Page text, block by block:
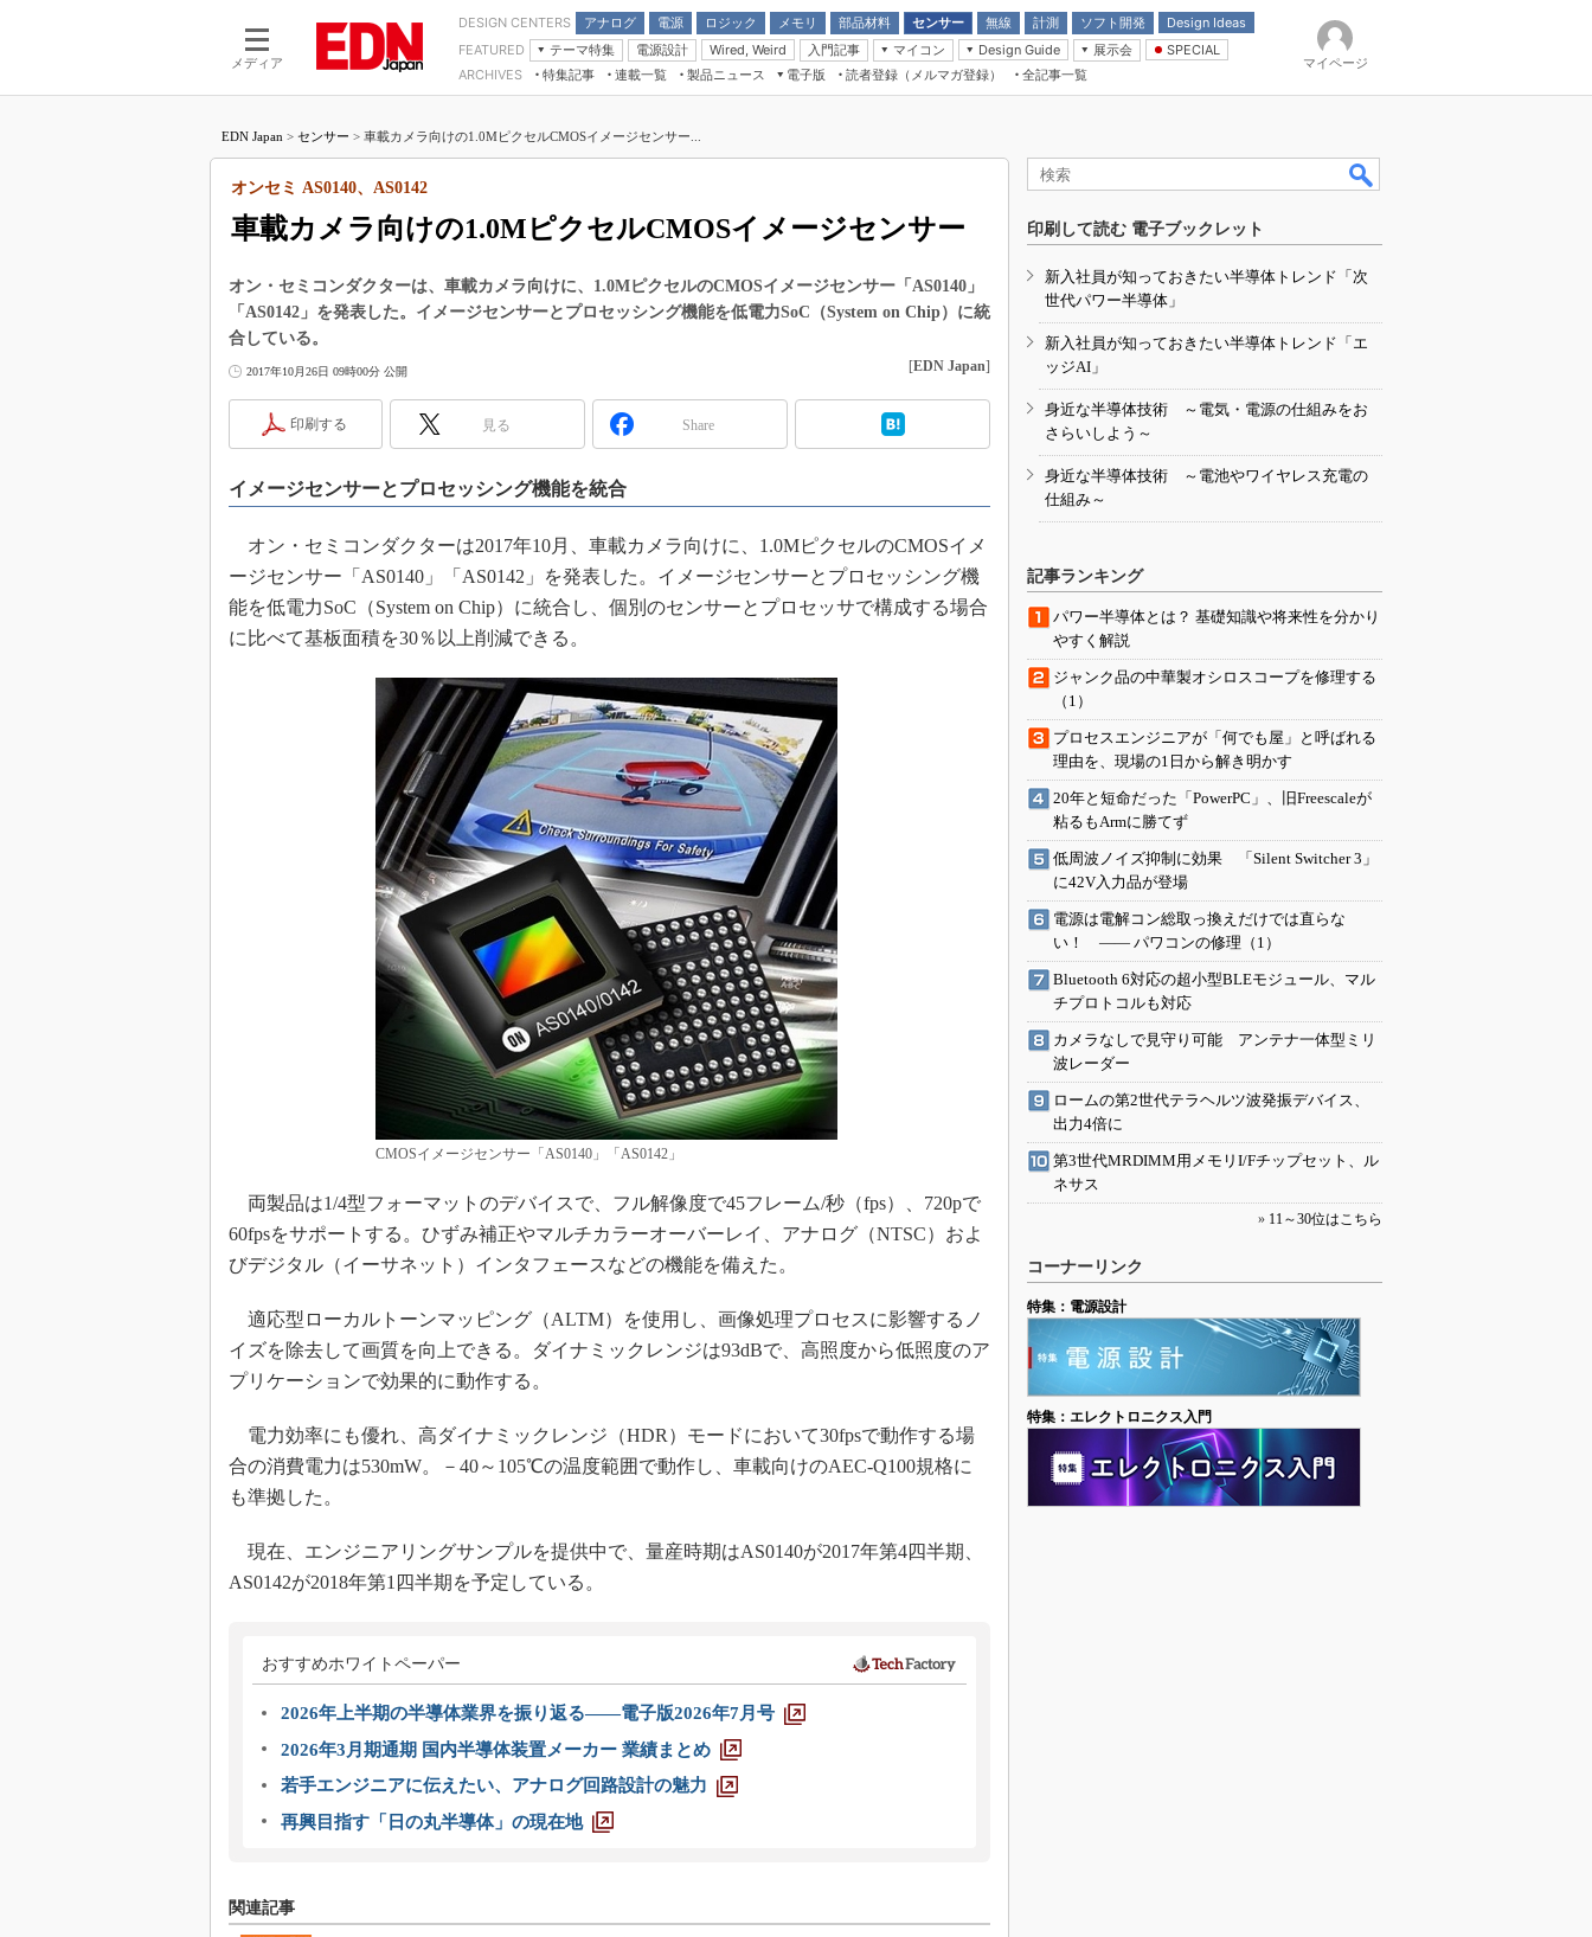
メディア
DESIGN CENTERS アナログ
電源
モーター
ロジック
LSI
メモリ
部品材料
受動部品
センサー 無線 計測 ソフト開発
Design Ideas
アナログ機能回路
計測とテスト
FEATURED
テーマ特集
つながるクルマ
エレクトロニクス入門
医療エレ（EE Times Japan）
製品解剖（EE Times Japan）
電源設計 Wired, Weird
入門記事
モーター入門
マイコン
マイコン講座
Design Guide
計測機器
展示会
CEATEC
組込み/エッジコンピューティング展
人とくるま展
SPECIAL
Microchip情報
ARCHIVES 特集記事
連載一覧
マイクロプロセッサ懐古録
用講座
たった2つの式で始めるDC/DCコン
バーターの設計
DC-DCコンバーター活用講座
Wired, Weird
高速シリアル伝送技術講座
アナログ設計のきほん／ADCとノイ
めざせ高効率！ モーター駆動入門講
座
Bluetooth mesh入門
「SPICEの仕組みとその活用設計」
計測器メーカーから見た5G
USB Type-Cの登場で評価試験はど
う変わる？
IoT時代の無線規格を知る【Thread
編】
IoT時代の無線規格を知る【Z-Wave
編】
製品ニュース
電子版
電子ブックレット
読者登録（メルマガ登録） 全記事一覧
マイページ
EDN Japan > センサー > 車載カメラ向けの1.0MピクセルCMOSイメージセンサー...
車載カメラ向けの1.0MピクセルCMOSイメージセンサー
オンセミ AS0140、AS0142
オン・セミコンダクターは、車載カメラ向けに、1.0MピクセルのCMOSイメージセンサー「AS0140」
「AS0142」を発表した。イメージセンサーとプロセッシング機能を低電力SoC（System on Chip）に統
合している。
2017年10月26日 09時00分 公開 [EDN Japan]
印刷する 見る Share
イメージセンサーとプロセッシング機能を統合
オン・セミコンダクターは2017年10月、車載カメラ向けに、1.0MピクセルのCMOSイメ
ージセンサー「AS0140」「AS0142」を発表した。イメージセンサーとプロセッシング機
能を低電力SoC（System on Chip）に統合し、個別のセンサーとプロセッサで構成する場合
に比べて基板面積を30％以上削減できる。
CMOSイメージセンサー「AS0140」「AS0142」
両製品は1/4型フォーマットのデバイスで、フル解像度で45フレーム/秒（fps）、720pで
60fpsをサポートする。ひずみ補正やマルチカラーオーバーレイ、アナログ（NTSC）およ
びデジタル（イーサネット）インタフェースなどの機能を備えた。
適応型ローカルトーンマッピング（ALTM）を使用し、画像処理プロセスに影響するノ
イズを除去して画質を向上できる。ダイナミックレンジは93dBで、高照度から低照度のア
プリケーションで効果的に動作する。
電力効率にも優れ、高ダイナミックレンジ（HDR）モードにおいて30fpsで動作する場
合の消費電力は530mW。－40～105℃の温度範囲で動作し、車載向けのAEC-Q100規格に
も準拠した。
現在、エンジニアリングサンプルを提供中で、量産時期はAS0140が2017年第4四半期、
AS0142が2018年第1四半期を予定している。
おすすめホワイトペーパー
2026年上半期の半導体業界を振り返る――電子版2026年7月号
2026年3月期通期 国内半導体装置メーカー 業績まとめ
若手エンジニアに伝えたい、アナログ回路設計の魅力
再興目指す「日の丸半導体」の現在地
関連記事
印刷して読む 電子ブックレット
新入社員が知っておきたい半導体トレンド「次
世代パワー半導体」
新入社員が知っておきたい半導体トレンド「エ
ッジAI」
身近な半導体技術 ～電気・電源の仕組みをお
さらいしよう～
身近な半導体技術 ～電池やワイヤレス充電の
仕組み～
記事ランキング
パワー半導体とは？ 基礎知識や将来性を分かり
やすく解説
ジャンク品の中華製オシロスコープを修理する
（1）
プロセスエンジニアが「何でも屋」と呼ばれる
理由を、現場の1日から解き明かす
20年と短命だった「PowerPC」、旧Freescaleが
粘るもArmに勝てず
低周波ノイズ抑制に効果 「Silent Switcher 3」
に42V入力品が登場
電源は電解コン総取っ換えだけでは直らな
い！ ―― パワコンの修理（1）
Bluetooth 6対応の超小型BLEモジュール、マル
チプロトコルも対応
カメラなしで見守り可能 アンテナ一体型ミリ
波レーダー
ロームの第2世代テラヘルツ波発振デバイス、
出力4倍に
第3世代MRDIMM用メモリI/Fチップセット、ル
ネサス
» 11～30位はこちら
コーナーリンク
特集：電源設計
特集：エレクトロニクス入門